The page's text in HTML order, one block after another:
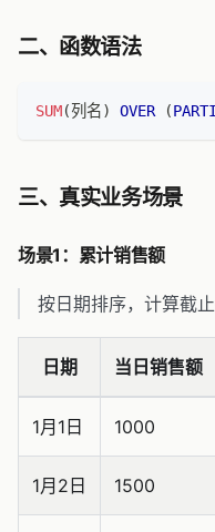
二、函数语法
SUM(列名) OVER (
三、真实业务场景
场景1：累计销售额
按日期排序，计算截
日期 当日销售额
1月1日 1000
1月2日 1500